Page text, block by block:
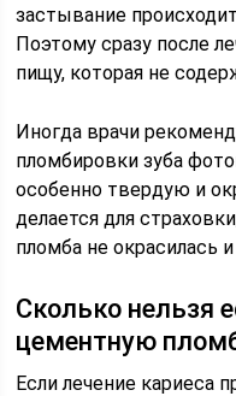
застывание
Поэтому сразу после
пищу, которая не
Иногда врачи
пломбировки зуба
особенно твердую и
делается для
пломба не окрасилась
Сколько нельзя
цементную
Если лечение кариеса